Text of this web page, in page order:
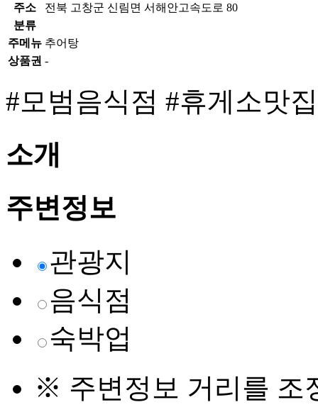
주소
전북 고창군 신림면 서해안고속도로 80
분류
주메뉴 추어탕
상품권 -
#모범음식점 #휴게소맛집
소개
주변정보
관광지
음식점
숙박업
※ 주변정보 거리를 조